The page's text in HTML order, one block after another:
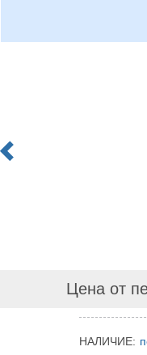
Цена от
НАЛИЧИЕ: